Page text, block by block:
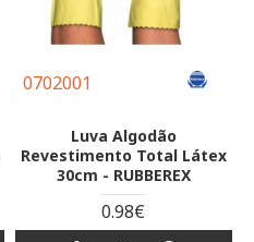
0702001
Luva Algodão
Revestimento Total Látex
30cm - RUBBEREX
0.98€